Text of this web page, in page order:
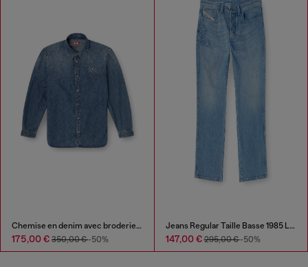
Chemise en denim avec broderie au dos
175,00 € 350,00 €-50%
Jeans Regular Taille Basse 1985 Larkee
147,00 €295,00 €-50%